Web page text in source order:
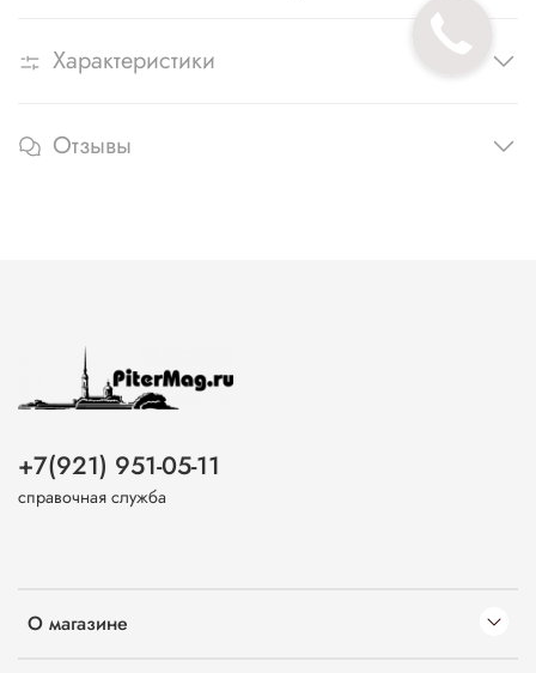
Характеристики
Отзывы
О магазине
+7(921) 951-05-11
справочная служба